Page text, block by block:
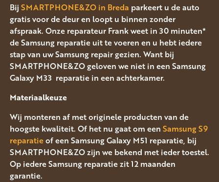
Bij SMARTPHONE&ZO in Breda parkeert u de auto
gratis voor de deur en loopt u binnen zonder
afspraak. Onze reparateur Frank weet in 30 minuten*
de Samsung reparatie uit te voeren en u hebt iedere
stap van uw Samsung repair gezien. Want bij
SMARTPHONE&ZO geloven we niet in een Samsung
Galaxy M33 reparatie in een achterkamer.
Materiaalkeuze
Wij monteren af met originele producten van de
hoogste kwaliteit. Of het nu gaat om een Samsung S9
reparatieof een Samsung Galaxy M51 reparatie, bij
SMARTPHONE&ZO zijn we bekend met ieder toestel.
Op iedere Samsung reparatie zit 12 maanden
garantie.